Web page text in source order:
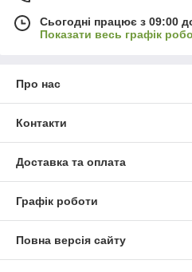
Сьогодні працює з 09:00
Показати весь графік
Про нас
Контакти
Доставка та оплата
Графік роботи
Повна версія сайту